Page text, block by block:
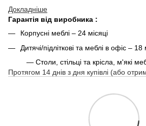
Докладніше
Гарантія від виробника :
Корпусні меблі – 24 місяці
Дитячі/підліткові та меблі в офіс – 18
— Столи, стільці та крісла, м'які
Протягом 14 днів з дня купівлі (або